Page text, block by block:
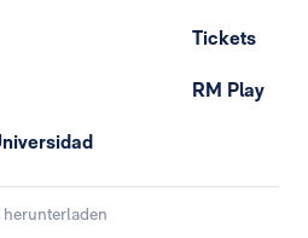
Tickets
RM Play
herunterladen